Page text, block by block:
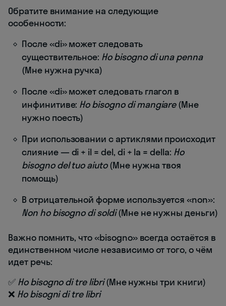
Обратите внимание на следующие
особенности:
После «di» может следовать
существительное: Ho bisogno di una penna
(Мне нужна ручка)
После «di» может следовать глагол в
инфинитиве: Ho bisogno di mangiare(Мне
нужно поесть)
При использовании с артиклями происходит
слияние — di + il = del, di + la = della: Ho
bisogno del tuo aiuto(Мне нужна твоя
помощь)
В отрицательной форме используется «non»:
Non ho bisogno di soldi(Мне не нужны деньги)
Важно помнить, что «bisogno» всегда остаётся в
единственном числе независимо от того, о чём
идет речь:
✅ Ho bisogno di tre libri(Мне нужны три книги)
❌ Ho bisogni di tre libri